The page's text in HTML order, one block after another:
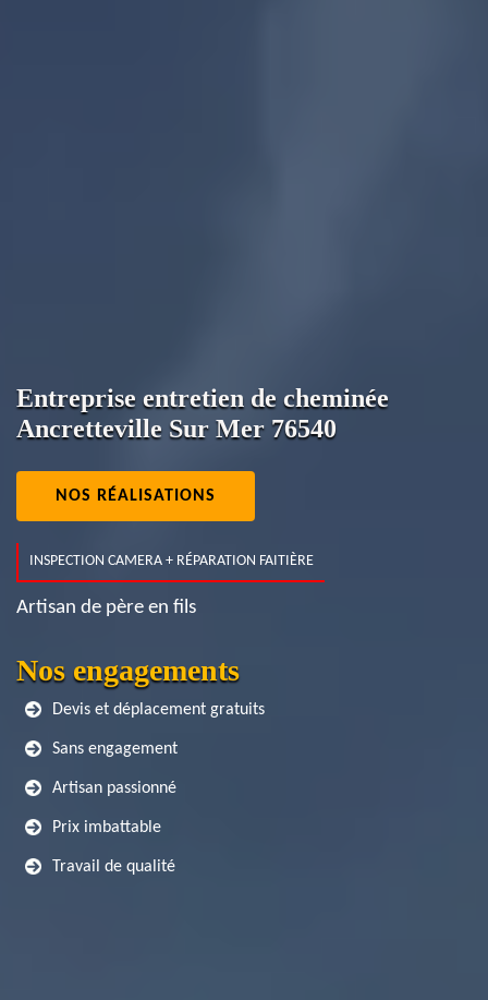
Entreprise entretien de cheminée
Ancretteville Sur Mer 76540
NOS RÉALISATIONS
INSPECTION CAMERA + RÉPARATION FAITIÈRE
Artisan de père en fils
Nos engagements
Devis et déplacement gratuits
Sans engagement
Artisan passionné
Prix imbattable
Travail de qualité